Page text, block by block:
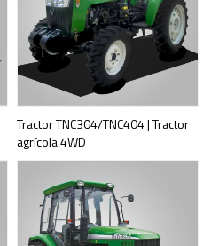
Tractor TNC304/TNC404 | Tractor
agrícola 4WD